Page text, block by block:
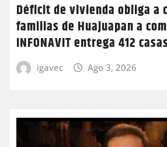
Déficit de vivienda obliga a
familias de Huajuapan a
INFONAVIT entrega 412
igavec Ago 3, 2026